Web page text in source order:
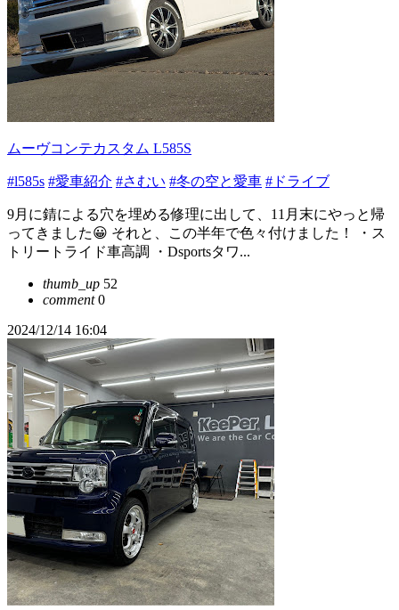
ムーヴコンテカスタム L585S
#l585s #愛車紹介 #さむい #冬の空と愛車 #ドライブ
9月に錆による穴を埋める修理に出して、11月末にやっと帰
ってきました😀 それと、この半年で色々付けました！ ・ス
トリートライド車高調 ・Dsportsタワ...
thumb_up 52
comment0
2024/12/14 16:04